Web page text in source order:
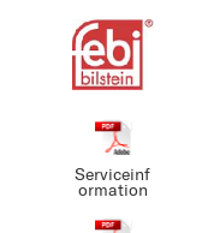
Serviceinf
ormation